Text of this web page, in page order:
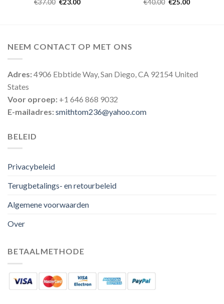
€37.00 €23.00
€40.00 €25.00
NEEM CONTACT OP MET ONS
Adres:4906 Ebbtide Way, San Diego, CA 92154 United
States
Voor oproep: +1 646 868 9032
E-mailadres:smithtom236@yahoo.com
BELEID
Privacybeleid
Terugbetalings- en retourbeleid
Algemene voorwaarden
Over
BETAALMETHODE